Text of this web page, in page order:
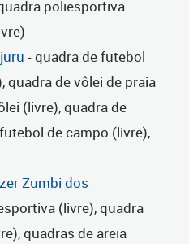
poliesportiva
- quadra de futebol
de vôlei de praia
(livre), quadra de
de campo (livre),
Zumbi dos
(livre), quadra
quadras de areia